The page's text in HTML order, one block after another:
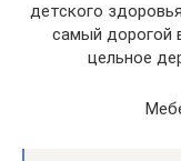
детского
самый дорогой
цельное